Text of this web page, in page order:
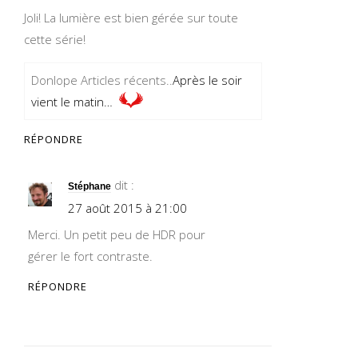
Joli! La lumière est bien gérée sur toute
cette série!
Donlope Articles récents..Après le soir
vient le matin…
RÉPONDRE
Stéphane dit :
27 août 2015 à 21:00
Merci. Un petit peu de HDR pour
gérer le fort contraste.
RÉPONDRE